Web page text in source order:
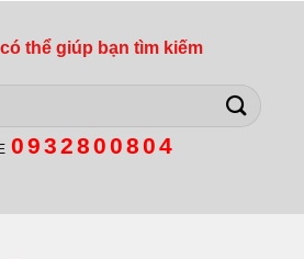
thể giúp bạn tìm kiếm
0932800804